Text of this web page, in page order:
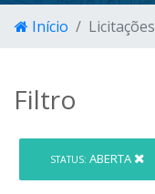
Início Licitações
Filtro
STATUS: ABERTA